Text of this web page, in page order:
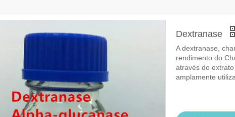
Dextranase
A dextranase,
rendimento do
através do
amplamente